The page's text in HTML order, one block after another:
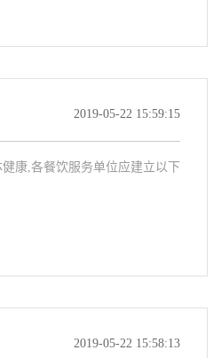
2019-05-22 15:59:15
康,各餐饮服务单位应建立以下
2019-05-22 15:58:13